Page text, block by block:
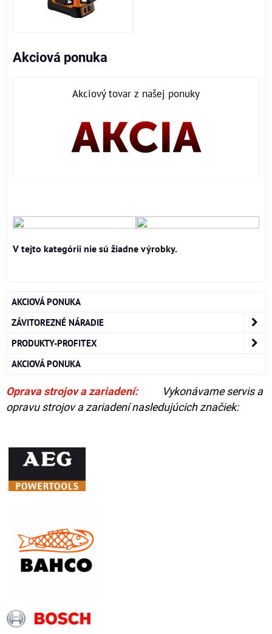
Akciová ponuka
Akciový tovar z našej ponuky
AKCIOVÁ PONUKA
ZÁVITOREZNÉ NÁRADIE
PRODUKTY-PROFITEX
AKCIOVÁ PONUKA
Oprava strojov a zariadení:
Vykonávame servis a
opravu strojov a zariadení nasledujúcich značiek: